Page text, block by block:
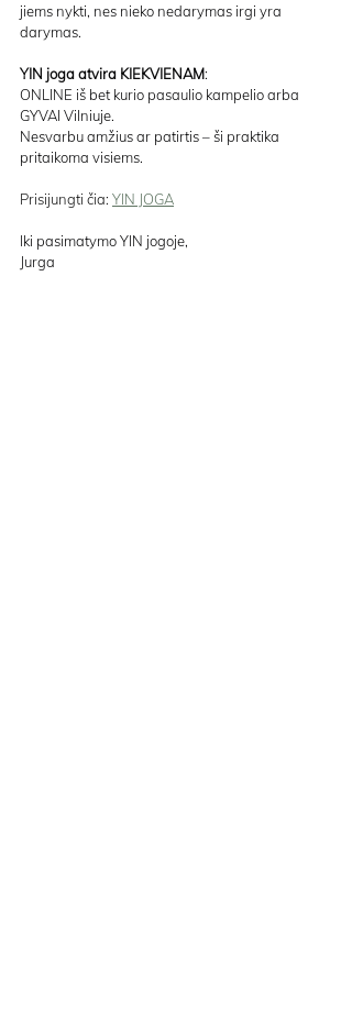
jiems nykti, nes nieko nedarymas irgi yra
darymas.
YIN joga atvira KIEKVIENAM:
ONLINE iš bet kurio pasaulio kampelio arba
GYVAI Vilniuje.
Nesvarbu amžius ar patirtis – ši praktika
pritaikoma visiems.
Prisijungti čia: YIN JOGA
Iki pasimatymo YIN jogoje,
Jurga